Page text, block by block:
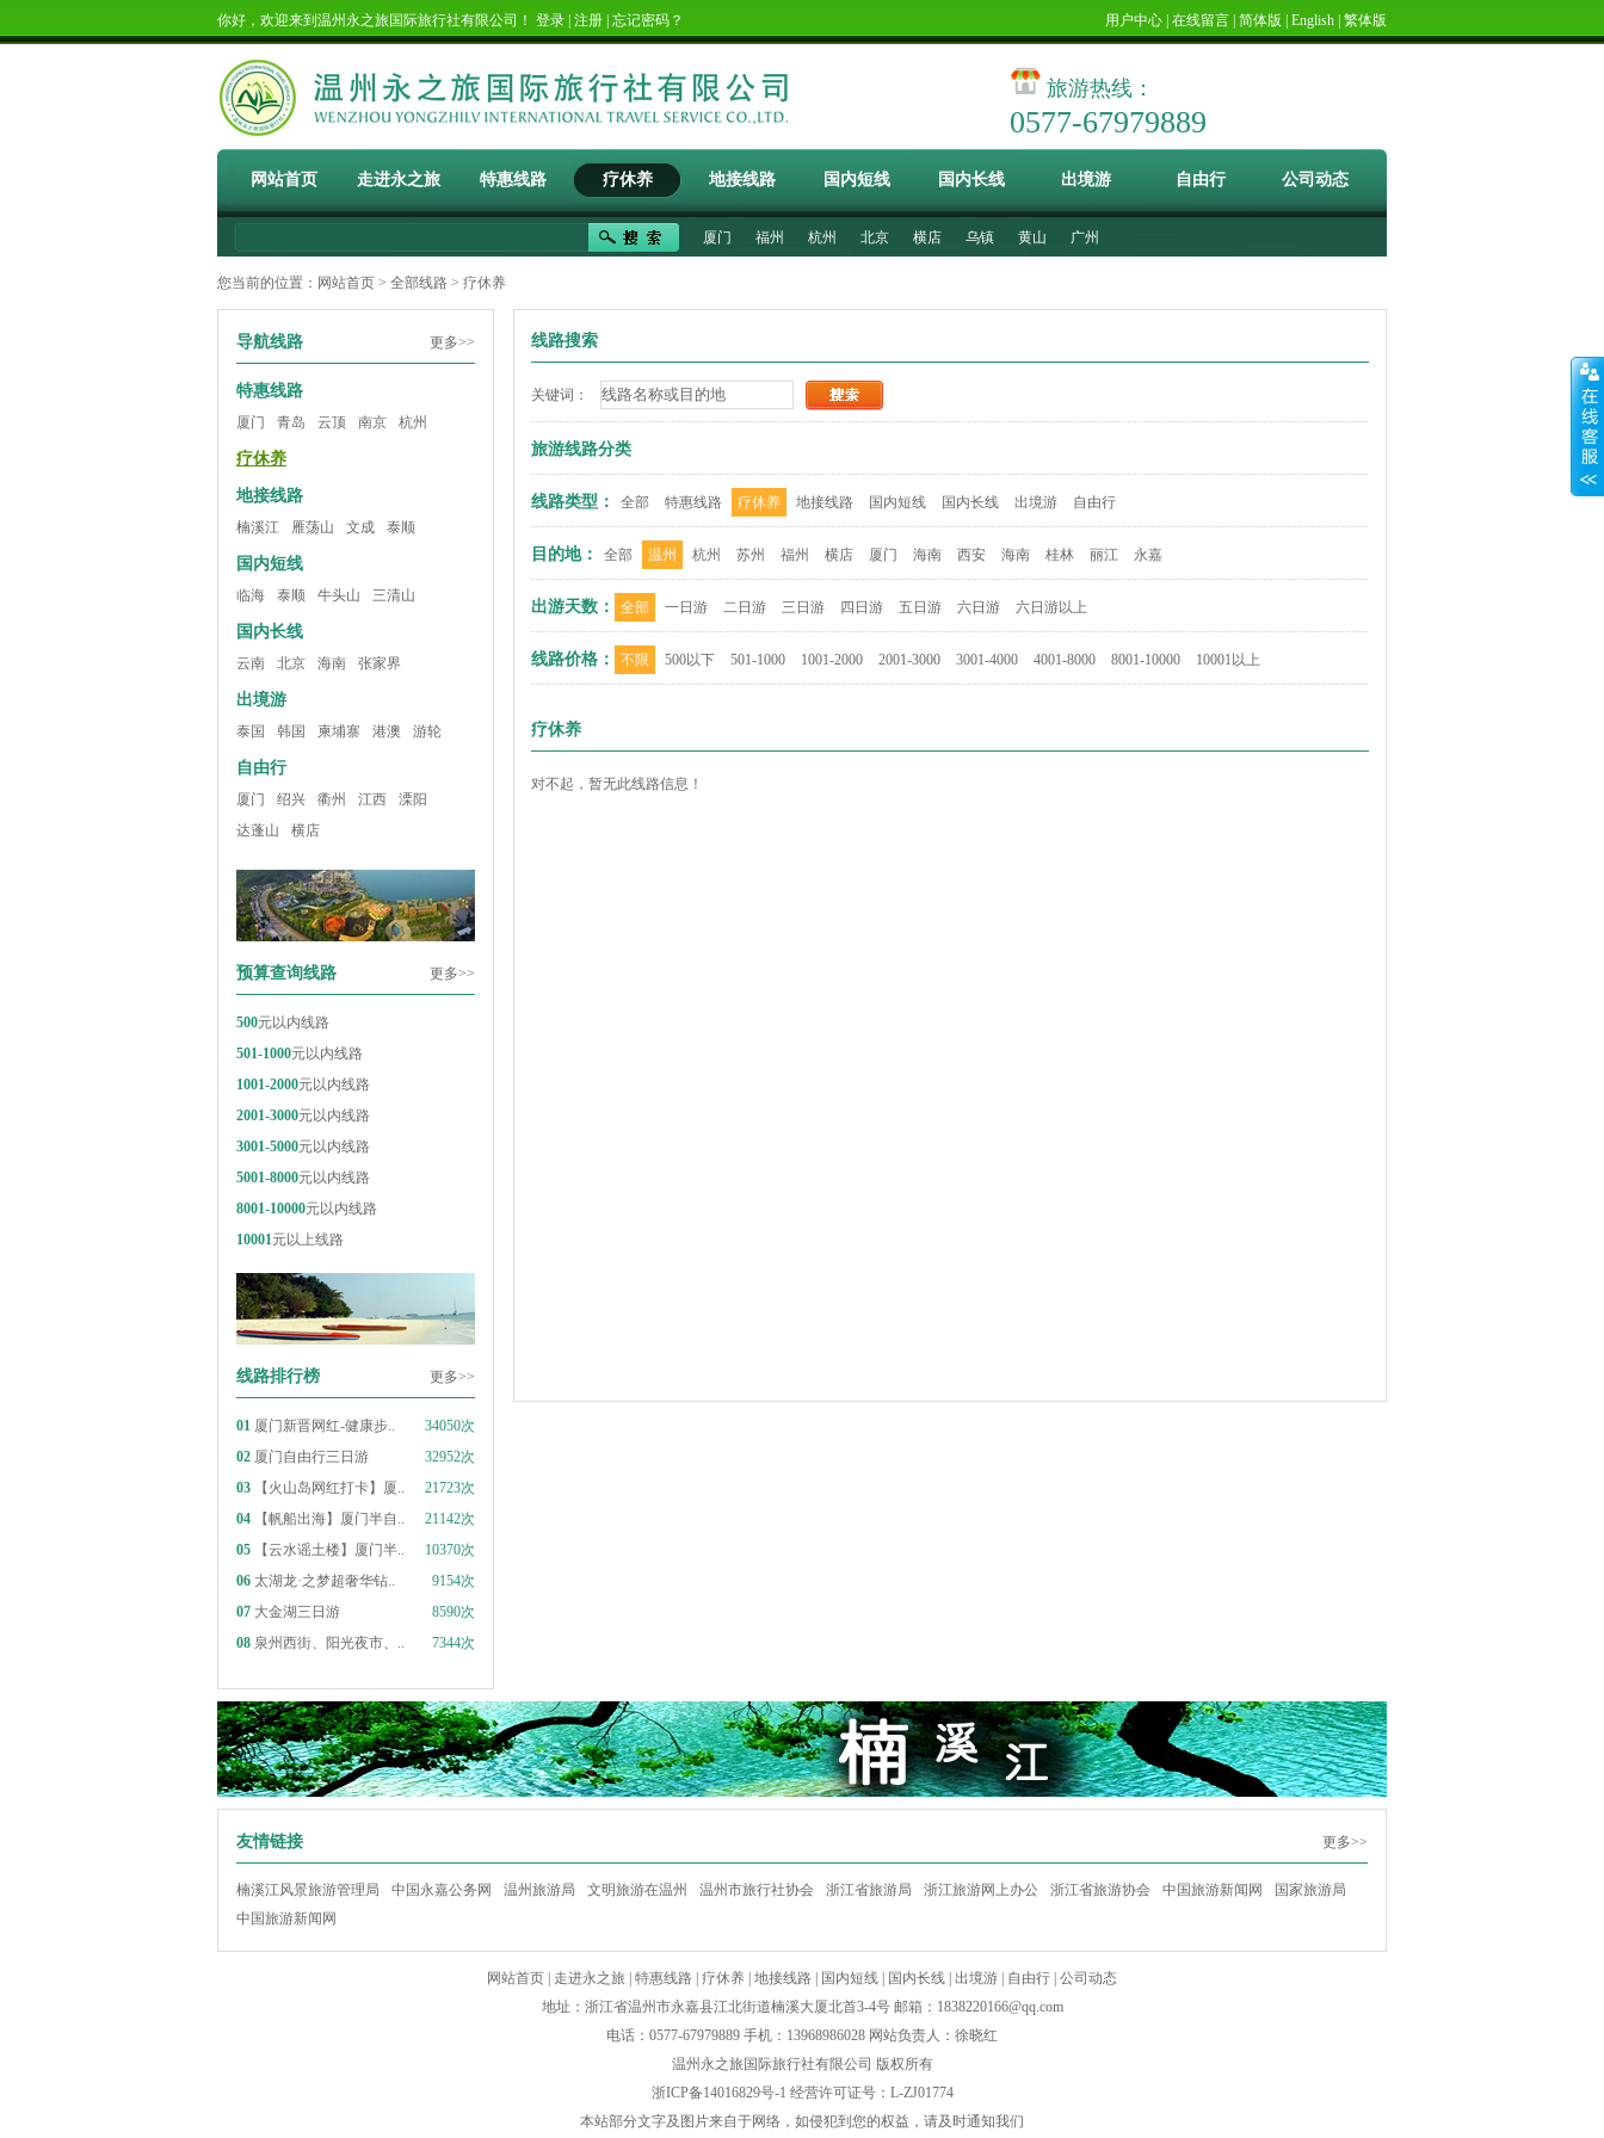
你好，欢迎来到温州永之旅国际旅行社有限公司！ 登录 注册 忘记密码？ 用户中心 在线留言 简体版 English 繁体版
旅游热线：
0577-67979889
网站首页 走进永之旅 特惠线路 疗休养 地接线路 国内短线 国内长线 出境游 自由行 公司动态
厦门 福州 杭州 北京 横店 乌镇 黄山 广州
您当前的位置： 网站首页 > 全部线路 > 疗休养
导航线路 更多>>
特惠线路
厦门 青岛 云顶 南京 杭州
疗休养
地接线路
楠溪江 雁荡山 文成 泰顺
国内短线
临海 泰顺 牛头山 三清山
国内长线
云南 北京 海南 张家界
出境游
泰国 韩国 柬埔寨 港澳 游轮
自由行
厦门 绍兴 衢州 江西
溧阳
达蓬山
横店
预算查询线路 更多>>
500元以内线路
501-1000元以内线路
1001-2000元以内线路
2001-3000元以内线路
3001-5000元以内线路
5001-8000元以内线路
8001-10000元以内线路
10001元以上线路
线路排行榜 更多>>
01 厦门新晋网红-健康步..
34050次
02 厦门自由行三日游
32952次
03 【火山岛网红打卡】厦..
21723次
04 【帆船出海】厦门半自..
21142次
05 【云水谣土楼】厦门半..
10370次
06 太湖龙·之梦超奢华钻..
9154次
07 大金湖三日游
8590次
08 泉州西街、阳光夜市、.. 7344次
线路搜索
关键词：
旅游线路分类
线路类型： 全部 特惠线路 疗休养 地接线路 国内短线 国内长线 出境游 自由行
目的地： 全部 温州 杭州 苏州 福州 横店 厦门 海南 西安 海南 桂林 丽江 永嘉
出游天数： 全部 一日游 二日游 三日游 四日游 五日游 六日游 六日游以上
线路价格： 不限 500以下 501-1000 1001-2000 2001-3000 3001-4000 4001-8000 8001-10000 10001以上
疗休养
对不起，暂无此线路信息！
友情链接 更多>>
楠溪江风景旅游管理局 中国永嘉公务网 温州旅游局 文明旅游在温州 温州市旅行社协会 浙江省旅游局 浙江旅游网上办公 浙江省旅游协会 中国旅游新闻网
国家旅游局
中国旅游新闻网
网站首页 走进永之旅 特惠线路 疗休养 地接线路 国内短线 国内长线 出境游 自由行 公司动态
地址：浙江省温州市永嘉县江北街道楠溪大厦北首3-4号 邮箱： 1838220166@qq.com
电话：0577-67979889 手机：13968986028 网站负责人：徐晓红
温州永之旅国际旅行社有限公司 版权所有
浙ICP备14016829号-1 经营许可证号：L-ZJ01774
本站部分文字及图片来自于网络，如侵犯到您的权益，请及时通知我们